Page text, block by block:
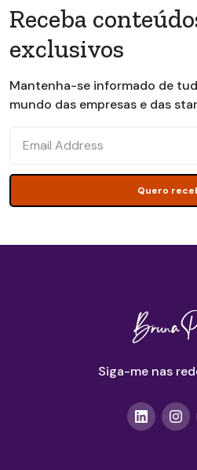
Receba
exclusivos
Mantenha-se informado de
mundo das empresas e das
Siga-me nas